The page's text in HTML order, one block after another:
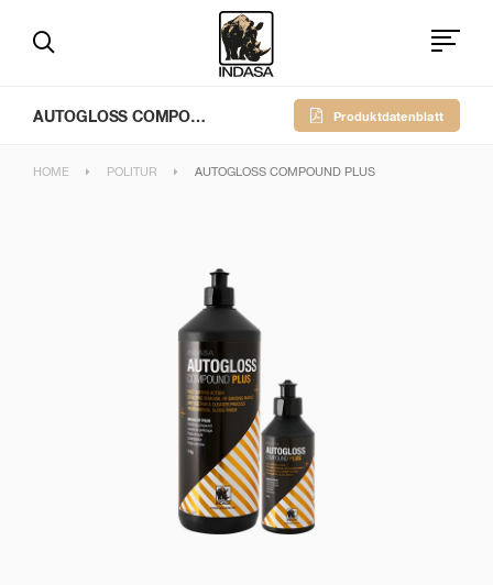
AUTOGLOSS COMPOUND PLUS Produktdatenblatt
HOME POLITUR AUTOGLOSS COMPOUND PLUS